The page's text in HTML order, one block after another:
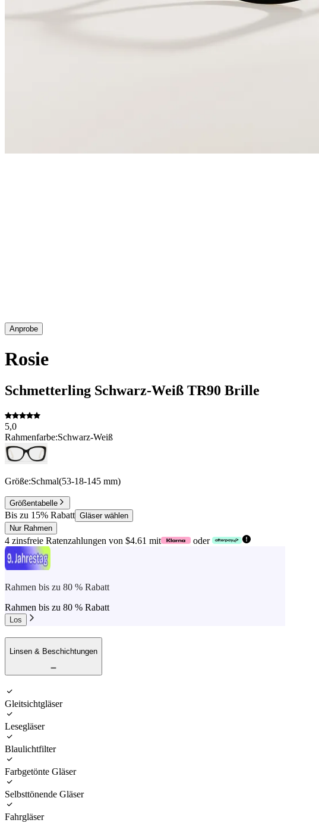
Anprobe
Rosie
Schmetterling Schwarz-Weiß TR90 Brille
5,0
Rahmenfarbe:Schwarz-Weiß
Größe:Schmal(53-18-145 mm)
Größentabelle
Bis zu 15% Rabatt Gläser wählen
Nur Rahmen
4 zinsfreie Ratenzahlungen von $4.61 mit oder
Rahmen bis zu 80 % Rabatt
Rahmen bis zu 80 % Rabatt
Los
Linsen & Beschichtungen
Gleitsichtgläser
Lesegläser
Blaulichtfilter
Farbgetönte Gläser
Selbsttönende Gläser
Fahrgläser